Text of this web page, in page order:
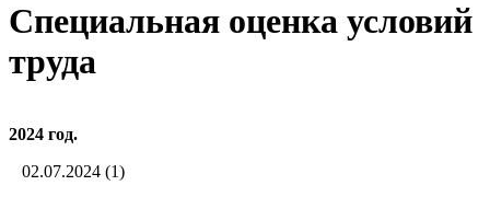
Специальная оценка условий
труда
2024 год.
02.07.2024 (1)